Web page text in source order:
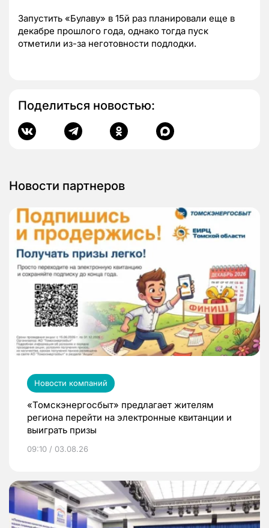
Запустить «Булаву» в 15й раз планировали еще в
декабре прошлого года, однако тогда пуск
отметили из-за неготовности подлодки.
Поделиться новостью:
Новости партнеров
Новости компаний
«Томскэнергосбыт» предлагает жителям
региона перейти на электронные квитанции и
выиграть призы
09:10 / 03.08.26